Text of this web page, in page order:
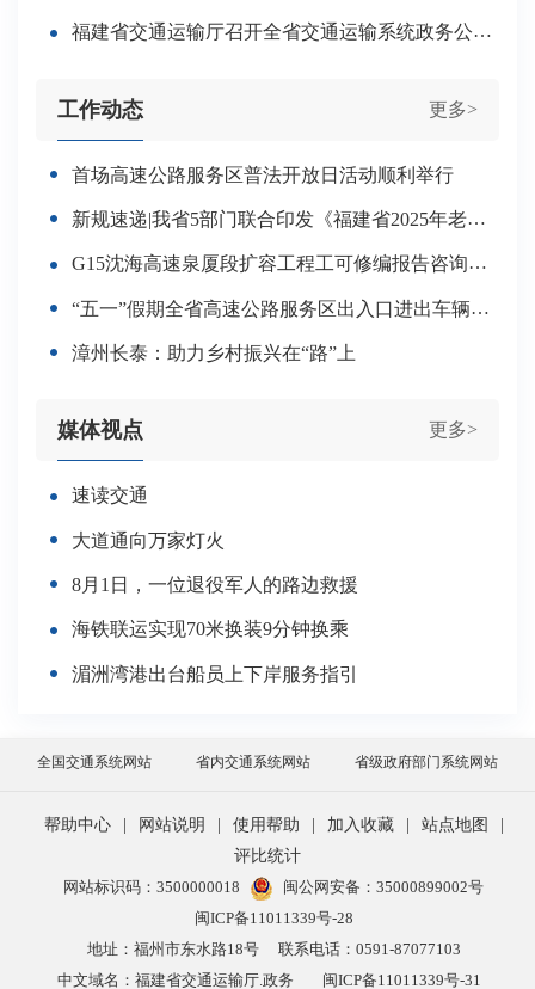
福建省交通运输厅召开全省交通运输系统政务公开工作培训班
更多>
工作动态
首场高速公路服务区普法开放日活动顺利举行
新规速递|我省5部门联合印发《福建省2025年老旧营运货车报废更新补贴实施细则》
G15沈海高速泉厦段扩容工程工可修编报告咨询评估会在北京召开
“五一”假期全省高速公路服务区出入口进出车辆达18.1万辆次
漳州长泰：助力乡村振兴在“路”上
更多>
媒体视点
速读交通
大道通向万家灯火
8月1日，一位退役军人的路边救援
海铁联运实现70米换装9分钟换乘
湄洲湾港出台船员上下岸服务指引
全国交通系统网站 省内交通系统网站 省级政府部门系统网站
帮助中心 网站说明 使用帮助 加入收藏 站点地图
评比统计
网站标识码：3500000018
闽公网安备：35000899002号
闽ICP备11011339号-28
地址：福州市东水路18号
联系电话：0591-87077103
中文域名：福建省交通运输厅.政务
闽ICP备11011339号-31